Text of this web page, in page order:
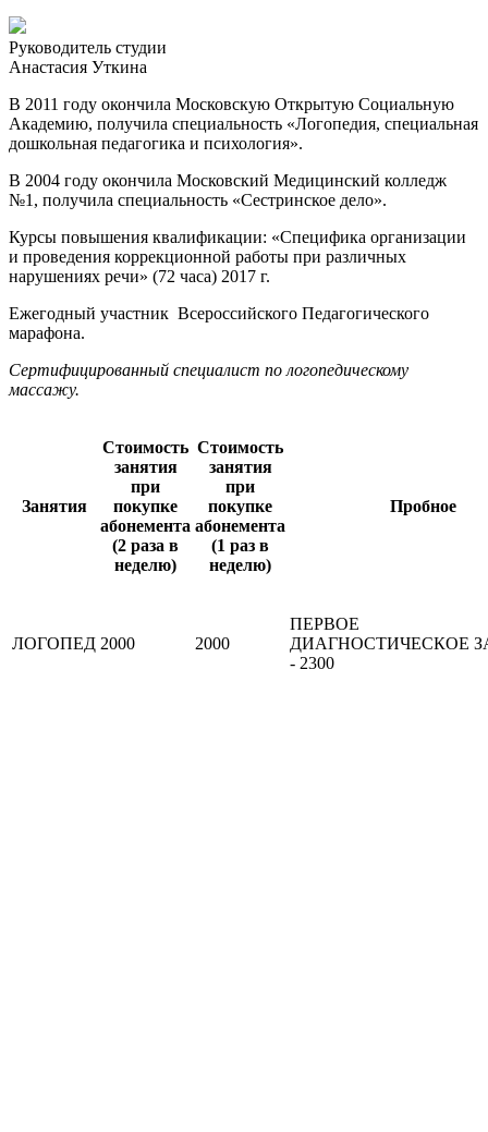
Руководитель студии
Анастасия Уткина
В 2011 году окончила Московскую Открытую Социальную
Академию, получила специальность «Логопедия, специальная
дошкольная педагогика и психология».
В 2004 году окончила Московский Медицинский колледж
№1, получила специальность «Сестринское дело».
Курсы повышения квалификации: «Специфика организации
и проведения коррекционной работы при различных
нарушениях речи» (72 часа) 2017 г.
Ежегодный участник Всероссийского Педагогического
марафона.
Сертифицированный специалист по логопедическому
массажу.
Занятия
Стоимость
занятия
при
покупке
абонемента
(2 раза в
неделю)
Стоимость
занятия
при
покупке
абонемента
(1 раз в
неделю)
Пробное
ЛОГОПЕД 2000 2000
ПЕРВОЕ
ДИАГНОСТИЧЕСКОЕ
- 2300